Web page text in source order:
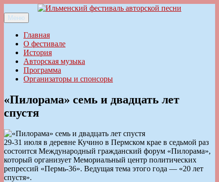
к
содержимому
Ильменский фестиваль авторской песни
Меню
Главная
О фестивале
История
Авторская музыка
Программа
Организаторы и спонсоры
«Пилорама» семь и двадцать лет
спустя
29-31 июля в деревне Кучино в Пермском крае в седьмой раз
состоится Международный гражданский форум «Пилорама»,
который организует Мемориальный центр политических
репрессий «Пермь-36». Ведущая тема этого года — «20 лет
спустя».